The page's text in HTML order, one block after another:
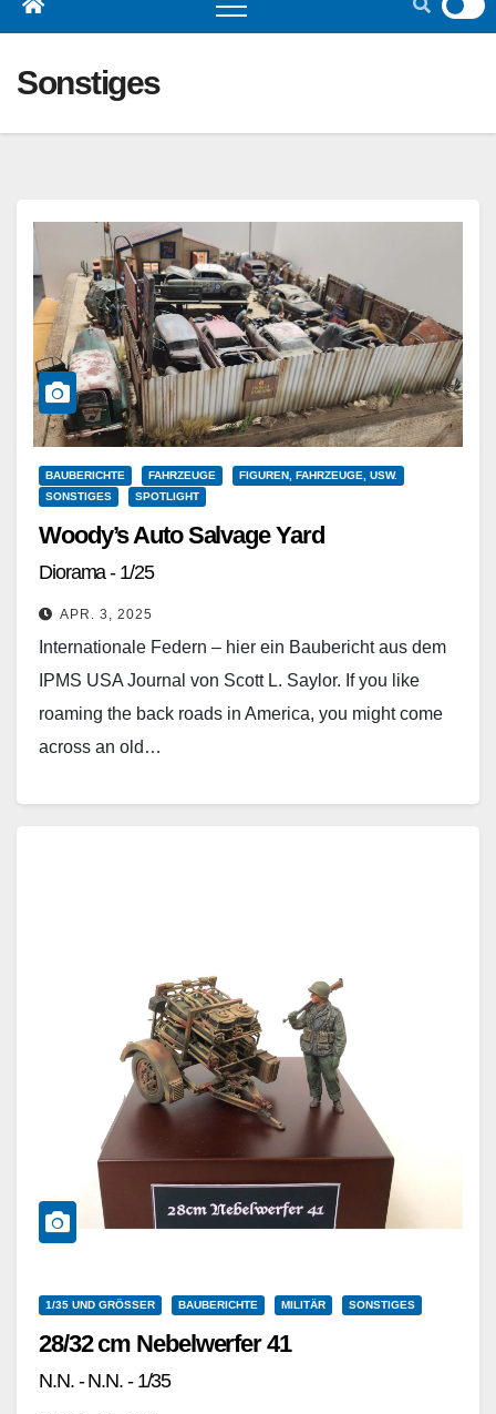
Sonstiges
BAUBERICHTE FAHRZEUGE
FIGUREN, FAHRZEUGE, USW.
SONSTIGES
SPOTLIGHT
Woody’s Auto Salvage Yard
Diorama - 1/25
APR. 3, 2025
Internationale Federn – hier ein Baubericht aus dem
IPMS USA Journal von Scott L. Saylor. If you like
roaming the back roads in America, you might come
across an old…
1/35 UND GRÖSSER BAUBERICHTE MILITÄR SONSTIGES
28/32 cm Nebelwerfer 41
N.N. - N.N. - 1/35